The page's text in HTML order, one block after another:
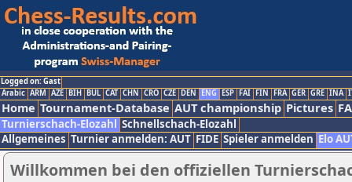
Logged on: Gast
Arabic ARM AZE BIH BUL CAT CHN CRO CZE DEN ENG ESP FAI FIN FRA GER GRE INA
Home Tournament-Database AUT championship Pictures
Turnierschach-Elozahl Schnellschach-Elozahl
Allgemeines Turnier anmelden: AUT FIDE Spieler anmelden Elo
Willkommen bei den offiziellen